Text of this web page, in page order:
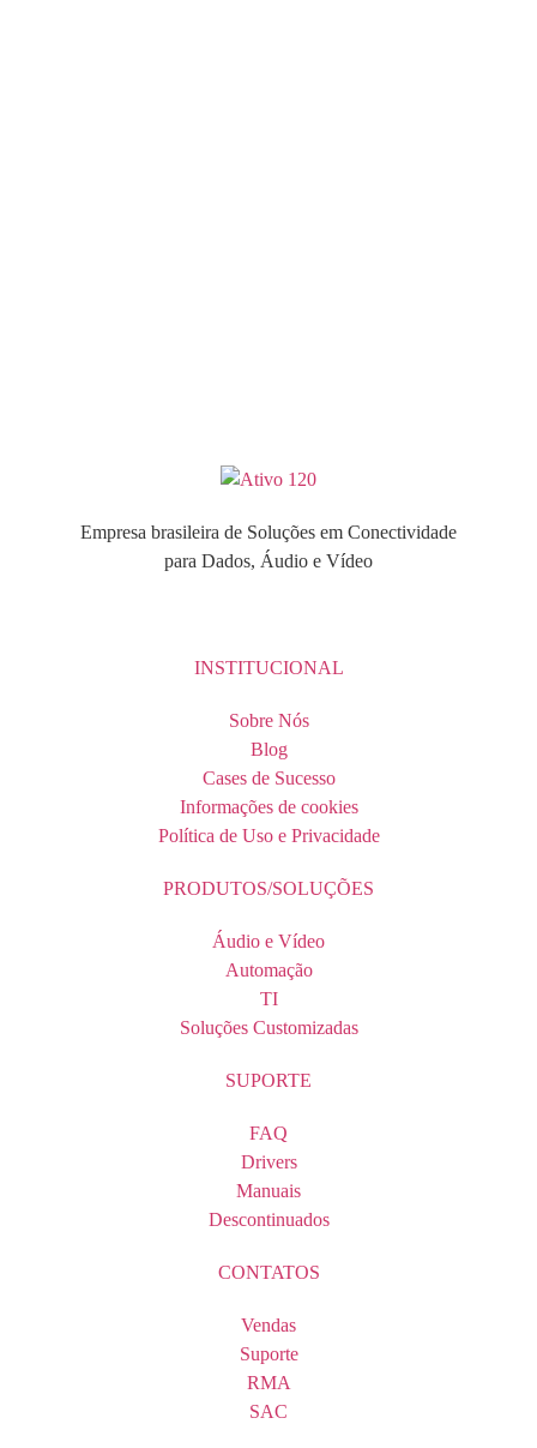
Empresa brasileira de Soluções em Conectividade
para Dados, Áudio e Vídeo
INSTITUCIONAL
Sobre Nós
Blog
Cases de Sucesso
Informações de cookies
Política de Uso e Privacidade
PRODUTOS/SOLUÇÕES
Áudio e Vídeo
Automação
TI
Soluções Customizadas
SUPORTE
FAQ
Drivers
Manuais
Descontinuados
CONTATOS
Vendas
Suporte
RMA
SAC